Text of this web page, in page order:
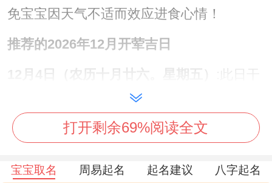
免宝宝因天气不适而效应进食心情！
推荐的2026年12月开荤吉日
12月4日（农历十月廿六。星期五）
支丙午。是黄道吉日。吉象寓意诸事皆宜,标
记宝宝以后的日子饮食顺畅，广纳百福.
加留意！
打开剩余69%阅读全文
宝宝取名 周易起名 起名建议 八字起名